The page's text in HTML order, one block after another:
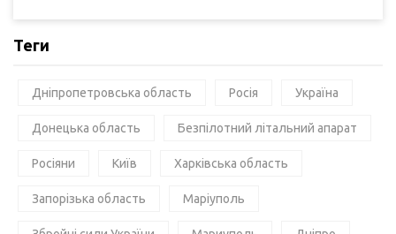
Теги
Дніпропетровська область Росія Україна
Донецька область Безпілотний літальний апарат
Росіяни Київ Харківська область
Запорізька область Маріуполь